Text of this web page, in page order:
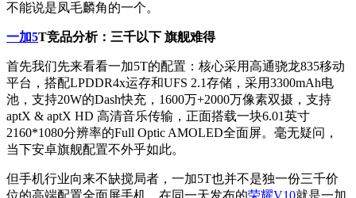
不能说是凤毛麟角的一个。
一加5T竞品分析：三千以下 旗舰难得
首先我们先来看看一加5T的配置：核心采用高通骁龙835移动
平台，搭配LPDDR4x运存和UFS 2.1存储，采用3300mAh电
池，支持20W的Dash快充，1600万+2000万像素双摄，支持
aptX & aptX HD 高清音乐传输，正面搭载一块6.01英寸
2160*1080分辨率的Full Optic AMOLED全面屏。毫无疑问，
当下安卓旗舰配置不外乎如此。
但手机行业向来不缺搅局者，一加5T也并不是独一份三千价